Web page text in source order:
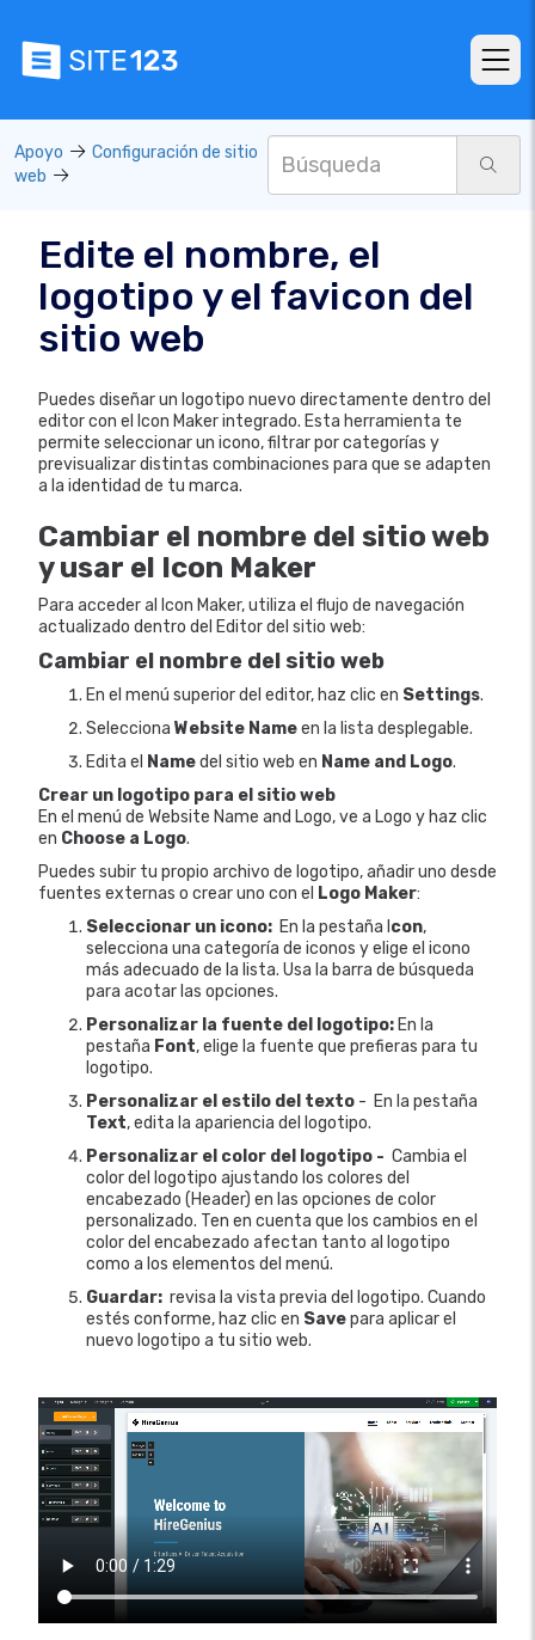
Apoyo
Configuración de sitio
web
Edite el nombre, el
logotipo y el favicon del
sitio web
Puedes diseñar un logotipo nuevo directamente dentro del
editor con el Icon Maker integrado. Esta herramienta te
permite seleccionar un icono, filtrar por categorías y
previsualizar distintas combinaciones para que se adapten
a la identidad de tu marca.
Cambiar el nombre del sitio web
y usar el Icon Maker
Para acceder al Icon Maker, utiliza el flujo de navegación
actualizado dentro del Editor del sitio web:
Cambiar el nombre del sitio web
En el menú superior del editor, haz clic en Settings.
Selecciona Website Nameen la lista desplegable.
Edita el Namedel sitio web en Name and Logo.
Crear un logotipo para el sitio web
En el menú de Website Name and Logo, ve a Logo y haz clic
en Choose a Logo.
Puedes subir tu propio archivo de logotipo, añadir uno desde
fuentes externas o crear uno con el Logo Maker:
Seleccionar un icono: En la pestaña I con,
selecciona una categoría de iconos y elige el icono
más adecuado de la lista. Usa la barra de búsqueda
para acotar las opciones.
Personalizar la fuente del logotipo: En la
pestaña Font, elige la fuente que prefieras para tu
logotipo.
Personalizar el estilo del texto - En la pestaña
Text, edita la apariencia del logotipo.
Personalizar el color del logotipo - Cambia el
color del logotipo ajustando los colores del
encabezado (Header) en las opciones de color
personalizado. Ten en cuenta que los cambios en el
color del encabezado afectan tanto al logotipo
como a los elementos del menú.
Guardar: revisa la vista previa del logotipo. Cuando
estés conforme, haz clic en Savepara aplicar el
nuevo logotipo a tu sitio web.